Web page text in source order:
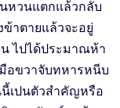
นหวนแตกแล้วกลับ
าตายแล้วจะอยู่
ไปได้ประมาณห้า
อขวาจับทหารหนีบ
นี้เปนตัวสำคัญหรือ